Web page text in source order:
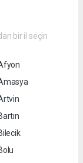
bir il seçin